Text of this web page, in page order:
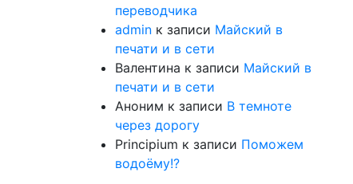
переводчика
adminк записи Майский в
печати и в сети
Валентина к записи Майский в
печати и в сети
Аноним к записи В темноте
через дорогу
Principium к записи Поможем
водоёму!?